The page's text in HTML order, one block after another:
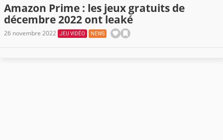
Amazon Prime : les jeux gratuits de
décembre 2022 ont leaké
26 novembre 2022 JEU VIDÉO NEWS